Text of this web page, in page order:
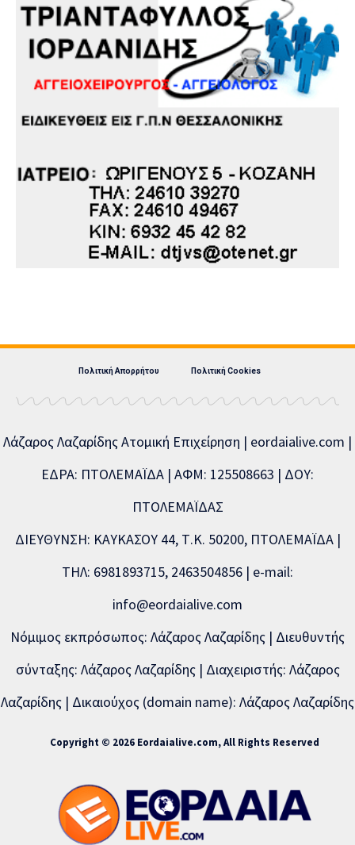
Πολιτική Απορρήτου Πολιτική Cookies
Λάζαρος Λαζαρίδης Ατομική Επιχείρηση | eordaialive.com |
ΕΔΡΑ: ΠΤΟΛΕΜΑΪΔΑ | ΑΦΜ: 125508663 | ΔΟΥ:
ΠΤΟΛΕΜΑΪΔΑΣ
ΔΙΕΥΘΥΝΣΗ: ΚΑΥΚΑΣΟΥ 44, Τ.Κ. 50200, ΠΤΟΛΕΜΑΪΔΑ |
ΤΗΛ: 6981893715, 2463504856 | e-mail:
info@eordaialive.com
Νόμιμος εκπρόσωπος: Λάζαρος Λαζαρίδης | Διευθυντής
σύνταξης: Λάζαρος Λαζαρίδης | Διαχειριστής: Λάζαρος
Λαζαρίδης | Δικαιούχος (domain name): Λάζαρος Λαζαρίδης
Copyright © 2026 Eordaialive.com, All Rights Reserved